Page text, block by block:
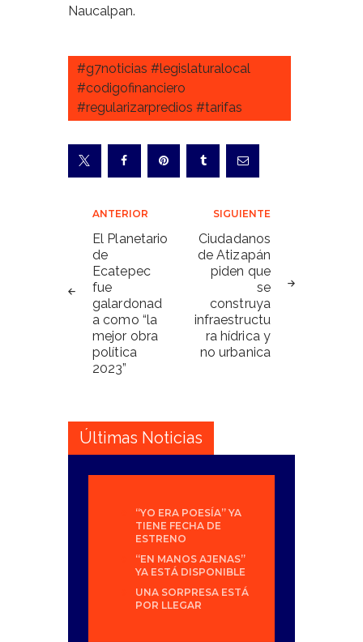
Naucalpan.
#g7noticias #legislaturalocal
#codigofinanciero
#regularizarpredios #tarifas
Navegación
de
entradas
ANTERIOR
El Planetario
de
Ecatepec
fue
galardonad
a como “la
mejor obra
política
2023”
SIGUIENTE
Ciudadanos
de Atizapán
piden que
se
construya
infraestructu
ra hídrica y
no urbanica
Últimas Noticias
“YO ERA POESÍA” YA
TIENE FECHA DE
ESTRENO
“EN MANOS AJENAS”
YA ESTÁ DISPONIBLE
UNA SORPRESA ESTÁ
POR LLEGAR